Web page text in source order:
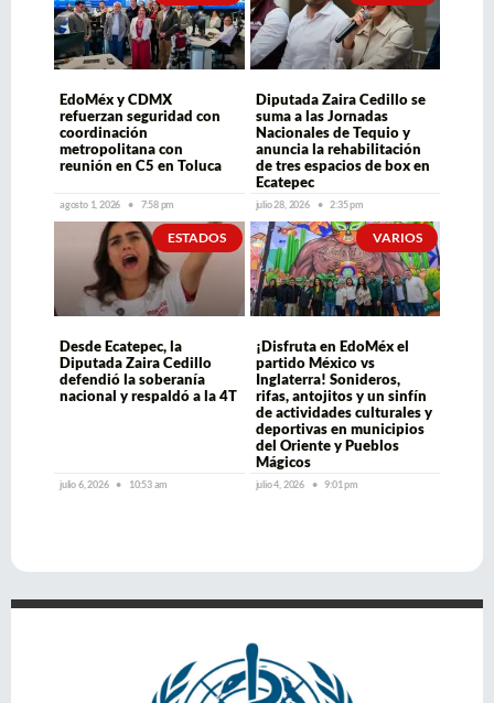
EdoMéx y CDMX
refuerzan seguridad con
coordinación
metropolitana con
reunión en C5 en Toluca
agosto 1, 2026 7:58 pm
Diputada Zaira Cedillo se
suma a las Jornadas
Nacionales de Tequio y
anuncia la rehabilitación
de tres espacios de box en
Ecatepec
julio 28, 2026 2:35 pm
ESTADOS
Desde Ecatepec, la
Diputada Zaira Cedillo
defendió la soberanía
nacional y respaldó a la 4T
julio 6, 2026 10:53 am
VARIOS
¡Disfruta en EdoMéx el
partido México vs
Inglaterra! Sonideros,
rifas, antojitos y un sinfín
de actividades culturales y
deportivas en municipios
del Oriente y Pueblos
Mágicos
julio 4, 2026 9:01 pm